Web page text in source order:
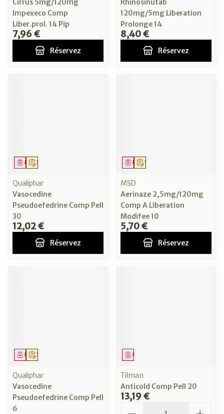
Cirrus 5mg/120mg
Impexeco Comp
Liber.prol. 14 Pip
7,96 €
Réservez
Rhinosinutab
120mg/5mg Liberation
Prolonge 14
8,40 €
Réservez
Sur prescription
Médicament
Qualiphar
Vasocedine
Pseudoefedrine Comp Pell
30
12,02 €
Réservez
Sur prescription
Médicament
MSD
Aerinaze 2,5mg/120mg
Comp A Liberation
Modifee 10
5,70 €
Réservez
Sur prescription
Médicament
Qualiphar
Vasocedine
Pseudoefedrine Comp Pell
6
Médicament
Tilman
Anticold Comp Pell 20
13,19 €